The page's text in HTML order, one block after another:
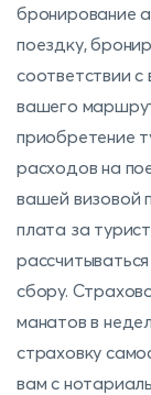
бронирование
поездку,
соответствии
вашего
приобретение
расходов на
вашей визовой
плата за
сбору.
манатов в
страховку
вам с